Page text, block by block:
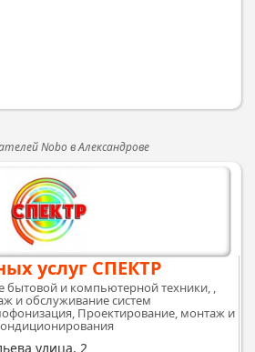
Nobo в Александрове
услуг СПЕКТР
бытовой и компьютерной техники, ,
и обслуживание систем
Проектирование, монтаж и
улица, 2